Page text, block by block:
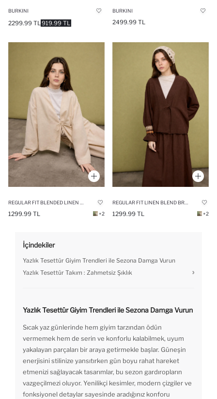
BURKINI
919.99 TL
2299.99 TL
BURKINI
2499.99 TL
1299.99 TL +2 1299.99 TL +2
İçindekiler
Yazlık Tesettür Giyim Trendleri ile Sezona Damga Vurun
Yazlık Tesettür Takım : Zahmetsiz Şıklık
Yazlık Tesettür Giyim Trendleri ile Sezona Damga Vurun
Sıcak yaz günlerinde hem giyim tarzından ödün
vermemek hem de serin ve konforlu kalabilmek, uyum
yakalayan parçaları bir araya getirmekle başlar. Güneşin
enerjisini stilinize yansıtırken gün boyu rahat hareket
etmenizi sağlayacak tasarımlar, bu sezon gardıropların
vazgeçilmezi oluyor. Yenilikçi kesimler, modern çizgiler ve
fonksiyonel detaylar sayesinde aradığınız konforu